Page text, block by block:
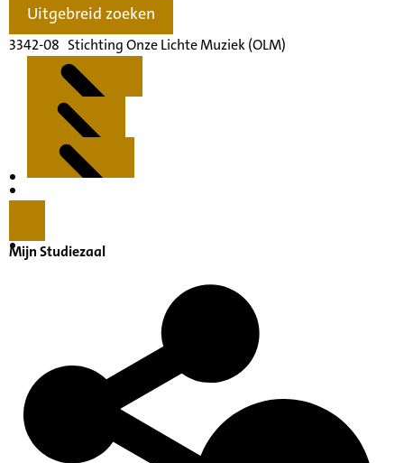
Uitgebreid zoeken
3342-08 Stichting Onze Lichte Muziek (OLM)
Inventaris
Mijn Studiezaal